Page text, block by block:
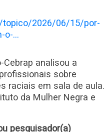
topico/2026/06/15/por-
o-…
analisou a
sobre
raciais em sala de aula.
da Mulher Negra e
pesquisador(a)